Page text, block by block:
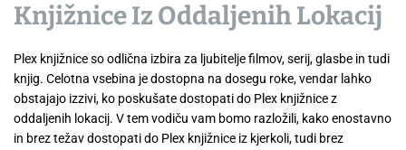
Knjižnice Iz Oddaljenih Lokacij
Plex knjižnice so odlična izbira za ljubitelje filmov, serij, glasbe in tudi
knjig. Celotna vsebina je dostopna na dosegu roke, vendar lahko
obstajajo izzivi, ko poskušate dostopati do Plex knjižnice z
oddaljenih lokacij. V tem vodiču vam bomo razložili, kako enostavno
in brez težav dostopati do Plex knjižnice iz kjerkoli, tudi brez